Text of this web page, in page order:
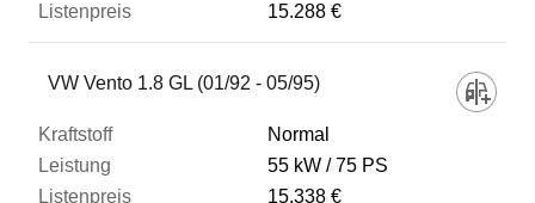
15.288 €
VW Vento 1.8 GL (01/92 - 05/95)
Normal
55 kW
75 PS
15.338 €